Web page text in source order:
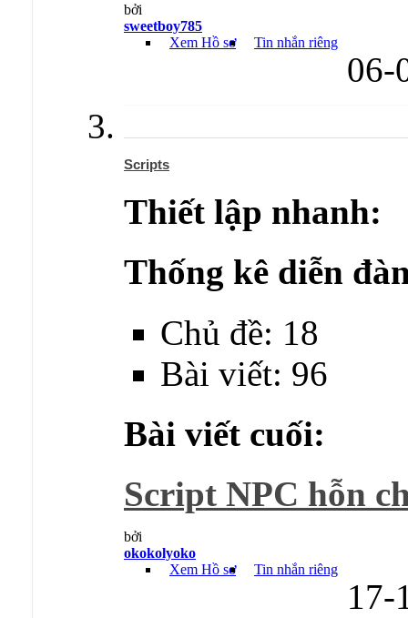
bởi
sweetboy785
Xem Hồ sơ
Tin nhắn riêng
06-
Scripts
Thiết lập nhanh:
Thống kê diễn
Chủ đề: 18
Bài viết: 96
Bài viết cuối:
Script NPC hỗn
bởi
okokolyoko
Xem Hồ sơ
Tin nhắn riêng